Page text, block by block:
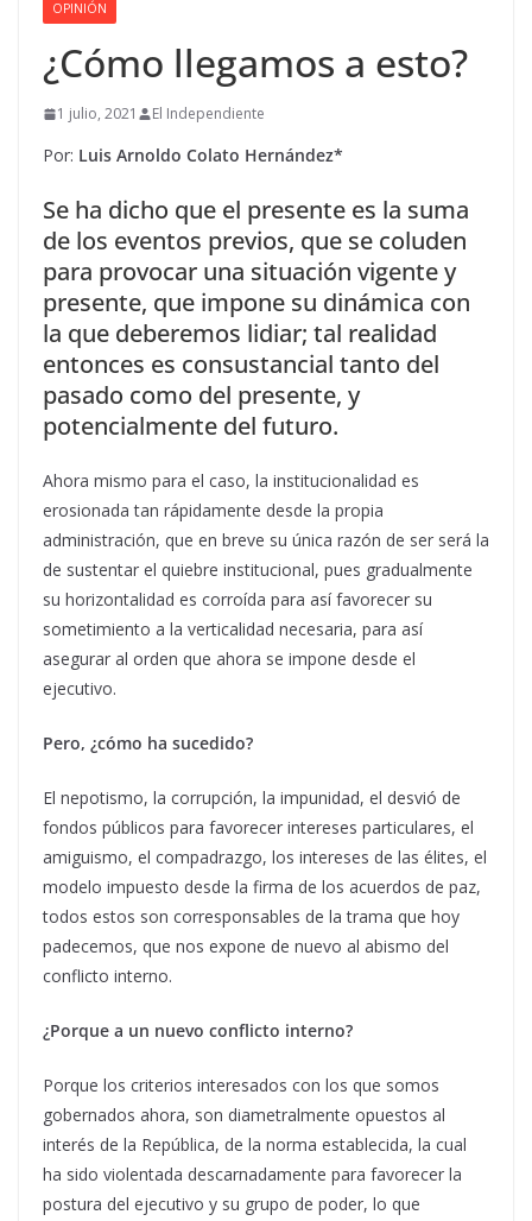
OPINIÓN
¿Cómo llegamos a esto?
1 julio, 2021 El Independiente
Por: Luis Arnoldo Colato Hernández*
Se ha dicho que el presente es la suma
de los eventos previos, que se coluden
para provocar una situación vigente y
presente, que impone su dinámica con
la que deberemos lidiar; tal realidad
entonces es consustancial tanto del
pasado como del presente, y
potencialmente del futuro.
Ahora mismo para el caso, la institucionalidad es
erosionada tan rápidamente desde la propia
administración, que en breve su única razón de ser será la
de sustentar el quiebre institucional, pues gradualmente
su horizontalidad es corroída para así favorecer su
sometimiento a la verticalidad necesaria, para así
asegurar al orden que ahora se impone desde el
ejecutivo.
Pero, ¿cómo ha sucedido?
El nepotismo, la corrupción, la impunidad, el desvió de
fondos públicos para favorecer intereses particulares, el
amiguismo, el compadrazgo, los intereses de las élites, el
modelo impuesto desde la firma de los acuerdos de paz,
todos estos son corresponsables de la trama que hoy
padecemos, que nos expone de nuevo al abismo del
conflicto interno.
¿Porque a un nuevo conflicto interno?
Porque los criterios interesados con los que somos
gobernados ahora, son diametralmente opuestos al
interés de la República, de la norma establecida, la cual
ha sido violentada descarnadamente para favorecer la
postura del ejecutivo y su grupo de poder, lo que